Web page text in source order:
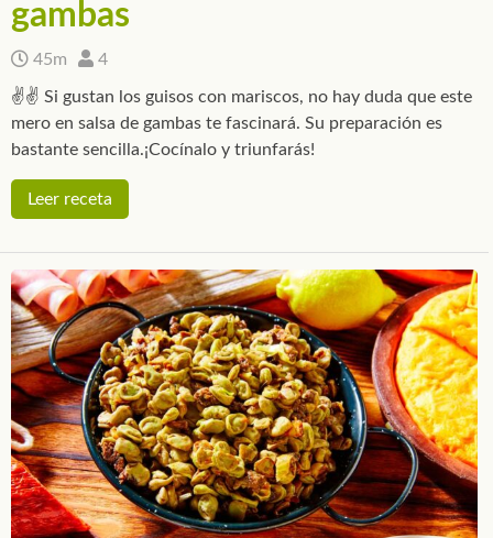
gambas
45m 4
✌✌ Si gustan los guisos con mariscos, no hay duda que este
mero en salsa de gambas te fascinará. Su preparación es
bastante sencilla.¡Cocínalo y triunfarás!
Leer receta